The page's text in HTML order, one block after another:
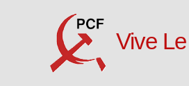
Vive